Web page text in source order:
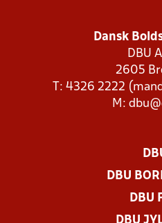
Dansk
DBU
2605
T: 4326 2222
M:
DBU
DBU